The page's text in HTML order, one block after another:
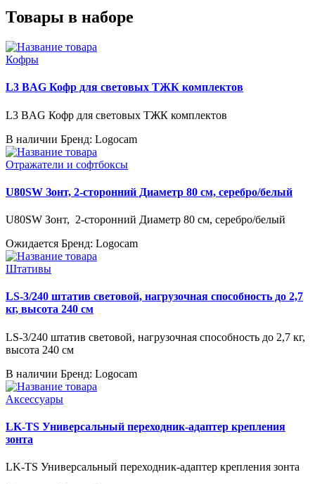
Товары в наборе
Кофры
L3 BAG Кофр для световых ТЖК комплектов
L3 BAG Кофр для световых ТЖК комплектов
В наличии Бренд: Logocam
Отражатели и софтбоксы
U80SW Зонт, 2-сторонний Диаметр 80 см, серебро/белый
U80SW Зонт, 2-сторонний Диаметр 80 см, серебро/белый
Ожидается Бренд: Logocam
Штативы
LS-3/240 штатив световой, нагрузочная способность до 2,7
кг, высота 240 см
LS-3/240 штатив световой, нагрузочная способность до 2,7 кг,
высота 240 см
В наличии Бренд: Logocam
Аксессуары
LK-TS Универсальный переходник-адаптер крепления
зонта
LK-TS Универсальный переходник-адаптер крепления зонта